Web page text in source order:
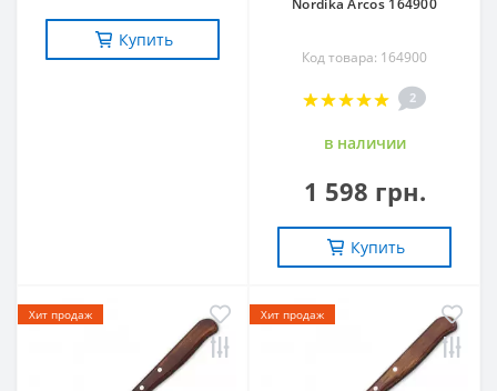
Купить
Nordika Arcos 164900
Код товара: 164900
2
в наличии
1 598 грн.
Купить
Хит продаж Хит продаж